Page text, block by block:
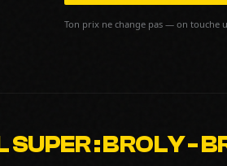
Ton prix ne change pas — on touche
: BROLY -